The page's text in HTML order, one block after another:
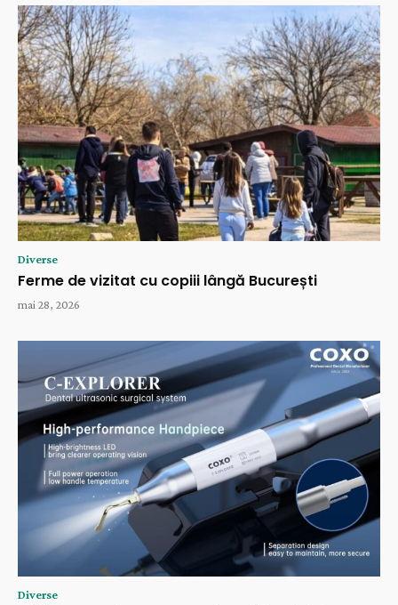
Diverse
Ferme de vizitat cu copiii lângă București
mai 28, 2026
Diverse